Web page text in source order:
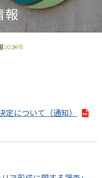
報
2024年
について（通知）